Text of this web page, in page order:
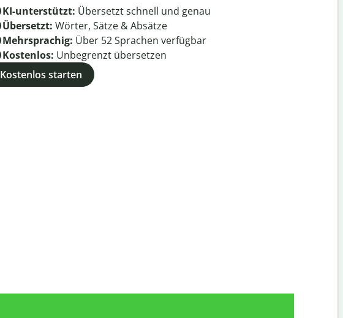
KI-unterstützt: Übersetzt schnell und genau
Übersetzt: Wörter, Sätze & Absätze
Mehrsprachig: Über 52Sprachen verfügbar
Kostenlos: Unbegrenzt übersetzen
Kostenlos starten